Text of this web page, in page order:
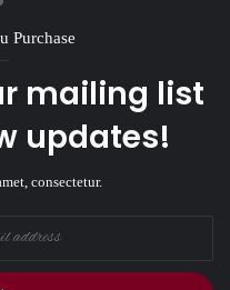
Purchase
mailing list
updates!
consectetur.